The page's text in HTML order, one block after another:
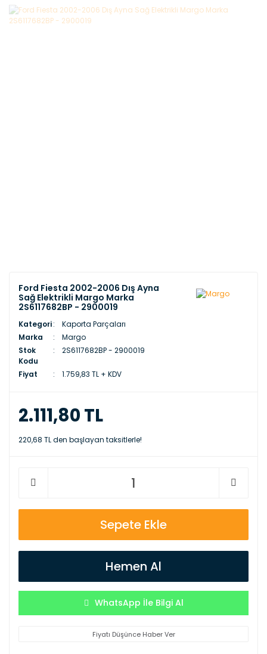
Ford Fiesta 2002-2006 Dış Ayna
Sağ Elektrikli Margo Marka
2S6117682BP - 2900019
Kategori
Kaporta Parçaları
Marka
Margo
Stok
Kodu
2S6117682BP - 2900019
Fiyat 1.759,83 TL + KDV
2.111,80 TL
220,68 TL den başlayan taksitlerle!
Sepete Ekle
Hemen Al
WhatsApp İle Bilgi Al
Fiyatı Düşünce Haber Ver